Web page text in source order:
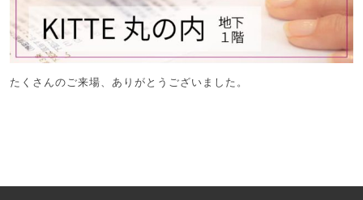
たくさんのご来場、ありがとうございました。